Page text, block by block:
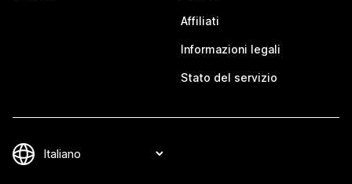
Affiliati
Informazioni legali
Stato del servizio